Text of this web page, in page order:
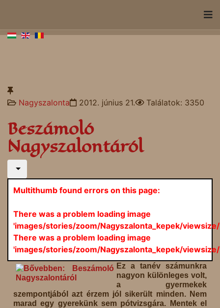
Nagyszalonta 2012. június 21. Találatok: 3350
Beszámoló
Nagyszalontáról
Multithumb found errors on this page:
There was a problem loading image
'images/stories/zoom/Nagyszalonta_kepek/
There was a problem loading image
'images/stories/zoom/Nagyszalonta_kepek/
Ez a tanév számunkra
nagyon különleges volt,
a gyermekek
szempontjából azt érzem jól sikerült minden. Nem
marad egy gyerekünk sem pótvizsgára. Mentek el